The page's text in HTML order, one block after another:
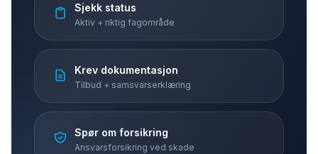
Sjekk status
Aktiv + riktig fagområde
Krev dokumentasjon
Tilbud + samsvarserklæring
Spør om forsikring
Ansvarsforsikring ved skade